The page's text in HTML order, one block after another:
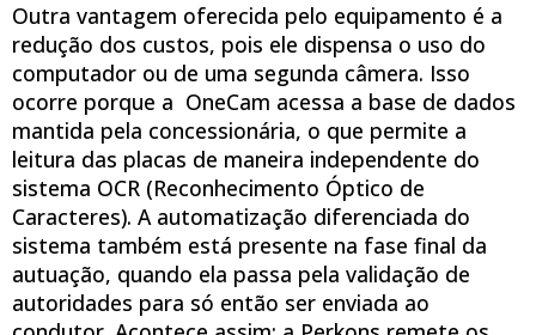
Outra vantagem oferecida pelo equipamento é a
redução dos custos, pois ele dispensa o uso do
computador ou de uma segunda câmera. Isso
ocorre porque a OneCam acessa a base de dados
mantida pela concessionária, o que permite a
leitura das placas de maneira independente do
sistema OCR (Reconhecimento Óptico de
Caracteres). A automatização diferenciada do
sistema também está presente na fase final da
autuação, quando ela passa pela validação de
autoridades para só então ser enviada ao